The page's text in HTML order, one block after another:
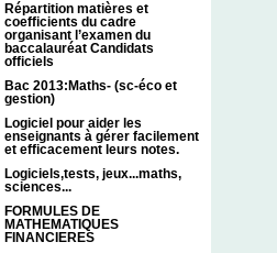
Répartition matières et
coefficients du cadre
organisant l’examen du
baccalauréat Candidats
officiels
Bac 2013:Maths- (sc-éco et
gestion)
Logiciel pour aider les
enseignants à gérer facilement
et efficacement leurs notes.
Logiciels,tests, jeux...maths,
sciences...
FORMULES DE
MATHEMATIQUES
FINANCIERES